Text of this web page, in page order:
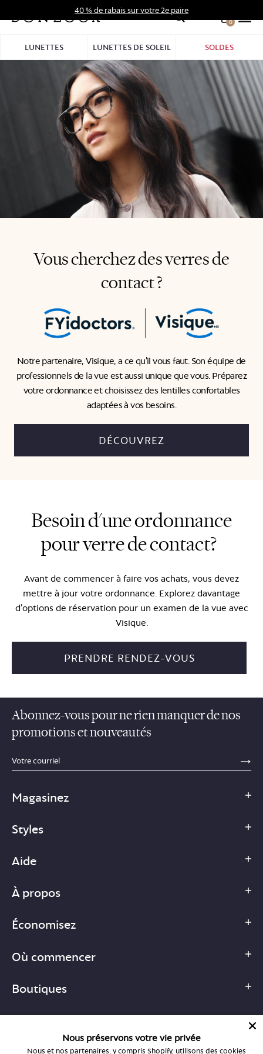
au
40 % de rabais sur votre 2e paire
0
LUNETTES LUNETTES DE SOLEIL SOLDES
Vous cherchez des verres de
contact ?
Notre partenaire, Visique, a ce qu'il vous faut. Son équipe de
professionnels de la vue est aussi unique que vous. Préparez
votre ordonnance et choisissez des lentilles confortables
adaptées à vos besoins.
DÉCOUVREZ
Besoin d'une ordonnance
pour verre de contact?
Avant de commencer à faire vos achats, vous devez
mettre à jour votre ordonnance. Explorez davantage
d’options de réservation pour un examen de la vue avec
Visique.
PRENDRE RENDEZ-VOUS
Abonnez-vous pour ne rien manquer de nos
promotions et nouveautés
sections.footer.email_field_ada_label
Magasinez
Styles
Aide
À propos
Économisez
Où commencer
Boutiques
Nous préservons votre vie privée
Nous et nos partenaires, y compris Shopify, utilisons des cookies